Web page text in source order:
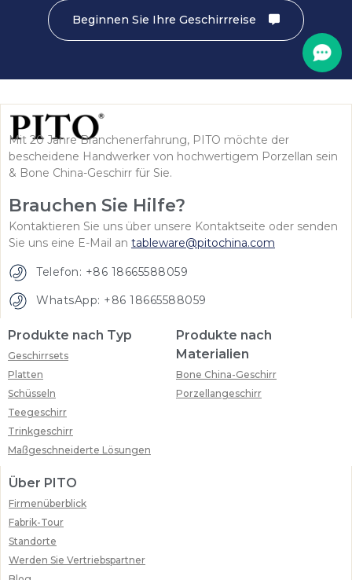
Beginnen Sie Ihre Geschirrreise
Mit 20 Jahre Branchenerfahrung, PITO möchte der
bescheidene Handwerker von hochwertigem Porzellan sein
& Bone China-Geschirr für Sie.
Brauchen Sie Hilfe?
Kontaktieren Sie uns über unsere Kontaktseite oder senden
Sie uns eine E-Mail an tableware@pitochina.com
Telefon: +86 18665588059
WhatsApp: +86 18665588059
Produkte nach Typ
Geschirrsets
Platten
Schüsseln
Teegeschirr
Trinkgeschirr
Maßgeschneiderte Lösungen
Produkte nach
Materialien
Bone China-Geschirr
Porzellangeschirr
Über PITO
Firmenüberblick
Fabrik-Tour
Standorte
Werden Sie Vertriebspartner